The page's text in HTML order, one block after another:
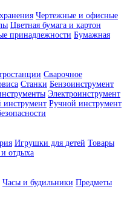
Чертежные и офисные
Цветная бумага и картон
принадлежности Бумажная
Сварочное
Станки Бензоинструмент
Электроинструмент
инструмент Ручной инструмент
Игрушки для детей Товары
отдыха
Часы и будильники Предметы